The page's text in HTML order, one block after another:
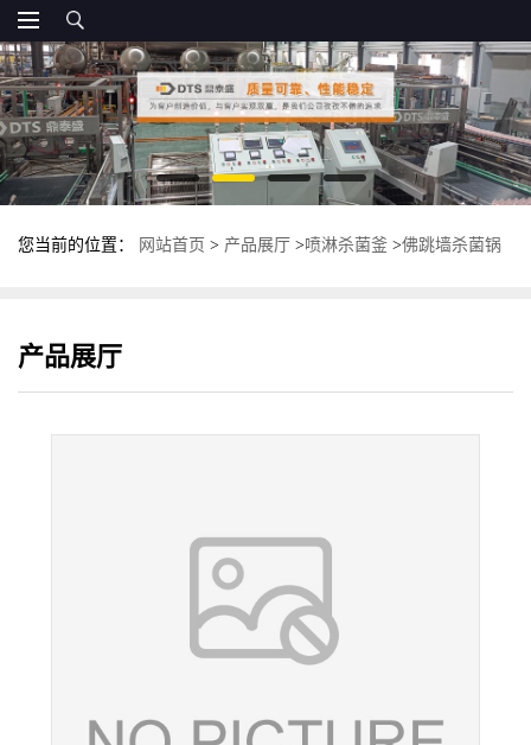
您当前的位置： 网站首页 > 产品展厅 >喷淋杀菌釜 >佛跳墙杀菌锅
产品展厅